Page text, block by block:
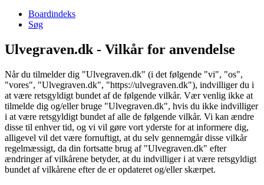
Boardindeks
Søg
Ulvegraven.dk - Vilkår for anvendelse
Når du tilmelder dig "Ulvegraven.dk" (i det følgende "vi", "os",
"vores", "Ulvegraven.dk", "https://ulvegraven.dk"), indvilliger du i
at være retsgyldigt bundet af de følgende vilkår. Vær venlig ikke at
tilmelde dig og/eller bruge "Ulvegraven.dk", hvis du ikke indvilliger
i at være retsgyldigt bundet af alle de følgende vilkår. Vi kan ændre
disse til enhver tid, og vi vil gøre vort yderste for at informere dig,
alligevel vil det være fornuftigt, at du selv gennemgår disse vilkår
regelmæssigt, da din fortsatte brug af "Ulvegraven.dk" efter
ændringer af vilkårene betyder, at du indvilliger i at være retsgyldigt
bundet af vilkårene efter de er opdateret og/eller skærpet.